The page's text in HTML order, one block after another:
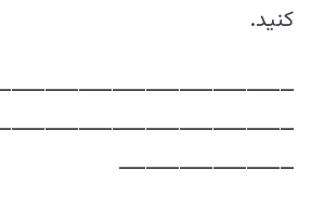
کنید.
ــــــــــــــــــــــــــ